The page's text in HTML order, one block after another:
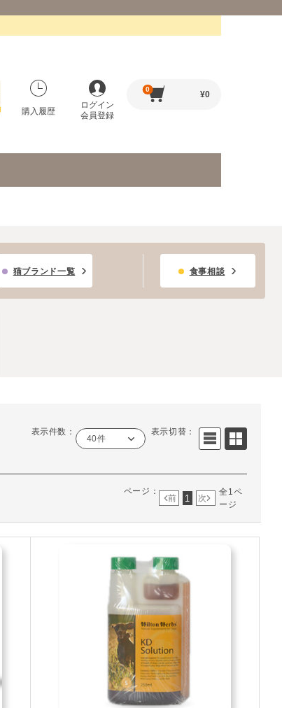
購入履歴
ログイン
会員登録
0
¥0
猫ブランド一覧 食事相談
表示件数：
40件
表示切替：
ページ：
前 1 次
全1ペ
ージ